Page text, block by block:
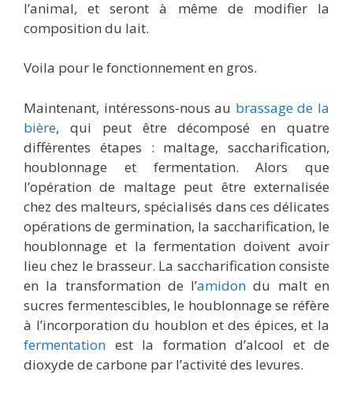
l’animal, et seront à même de modifier la
composition du lait.
Voila pour le fonctionnement en gros.
Maintenant, intéressons-nous au brassage de la
bière, qui peut être décomposé en quatre
différentes étapes : maltage, saccharification,
houblonnage et fermentation. Alors que
l’opération de maltage peut être externalisée
chez des malteurs, spécialisés dans ces délicates
opérations de germination, la saccharification, le
houblonnage et la fermentation doivent avoir
lieu chez le brasseur. La saccharification consiste
en la transformation de l’amidon du malt en
sucres fermentescibles, le houblonnage se réfère
à l’incorporation du houblon et des épices, et la
fermentation est la formation d’alcool et de
dioxyde de carbone par l’activité des levures.